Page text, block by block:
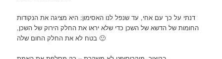
דנתי על כך עם אחי, עד שנפל לנו האסימון: היא מציגה את הנקודות
החומות של הדשא של השכן כדי שלא יראו את החלק הירוק של השכן,
בטח לא את החלק החום שלה 🙂